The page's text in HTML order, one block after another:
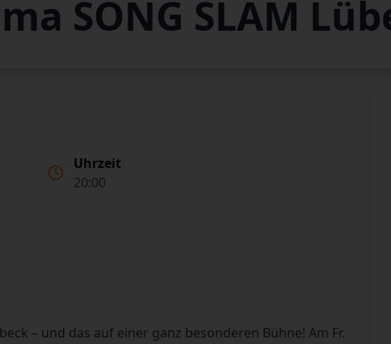
SONG SLAM
Uhrzeit
20:00
– und das auf einer ganz besonderen Bühne! Am Fr.